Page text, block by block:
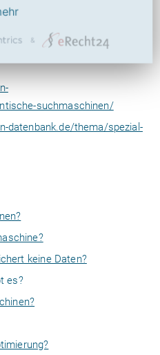
datenbank.de/thema/lokale-
datenbank.de/thema/meta-
suchmaschinen/
datenbank.de/thema/spezial-
keine Daten?
es?
&